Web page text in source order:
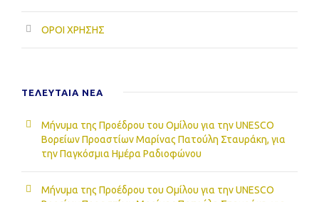
ΟΡΟΙ ΧΡΗΣΗΣ
ΤΕΛΕΥΤΑΙΑ NEA
Μήνυμα της Προέδρου του Ομίλου για την UNESCO
Βορείων Προαστίων Μαρίνας Πατούλη Σταυράκη, για
την Παγκόσμια Ημέρα Ραδιοφώνου
Μήνυμα της Προέδρου του Ομίλου για την UNESCO